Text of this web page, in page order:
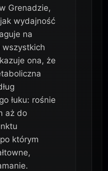
Grenadzie,
wydajność
na
ona, że
łuku: rośnie
aż do
którym